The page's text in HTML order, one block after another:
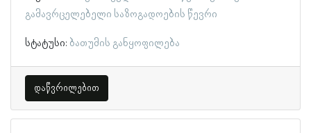
გამავრცელებელი საზოგადოების წევრი
სტატუსი: ბათუმის განყოფილება
დაწვრილებით